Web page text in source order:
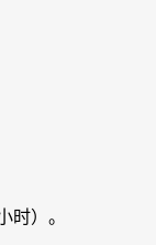
时）。